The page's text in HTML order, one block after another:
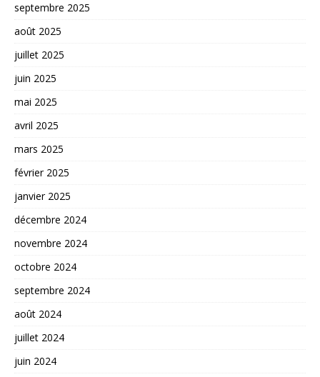
septembre 2025
août 2025
juillet 2025
juin 2025
mai 2025
avril 2025
mars 2025
février 2025
janvier 2025
décembre 2024
novembre 2024
octobre 2024
septembre 2024
août 2024
juillet 2024
juin 2024